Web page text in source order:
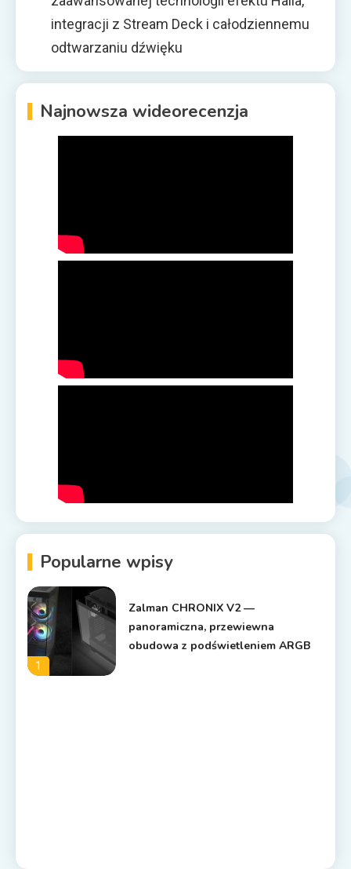
integracji z Stream Deck i całodziennemu
odtwarzaniu dźwięku
Najnowsza wideorecenzja
Popularne wpisy
1
Zalman CHRONIX V2 —
panoramiczna, przewiewna
obudowa z podświetleniem ARGB